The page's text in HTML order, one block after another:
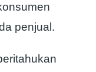
penjual.